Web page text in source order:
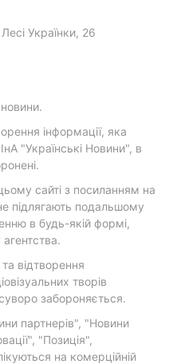
Українки, 26
інформації, яка
"Українські Новини", в
сайті з посиланням на
підлягають подальшому
в будь-якій формі,
відтворення
творів
забороняється.
партнерів", "Новини
"Позиція",
на комерційній